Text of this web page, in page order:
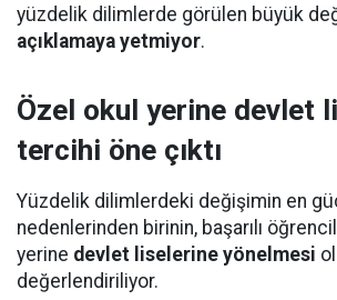
yüzdelik dilimlerde görülen büyük
açıklamaya yetmiyor.
Özel okul yerine devlet
tercihi öne çıktı
Yüzdelik dilimlerdeki değişimin en
nedenlerinden birinin, başarılı
yerine devlet liselerine yönelmesi
değerlendiriliyor.